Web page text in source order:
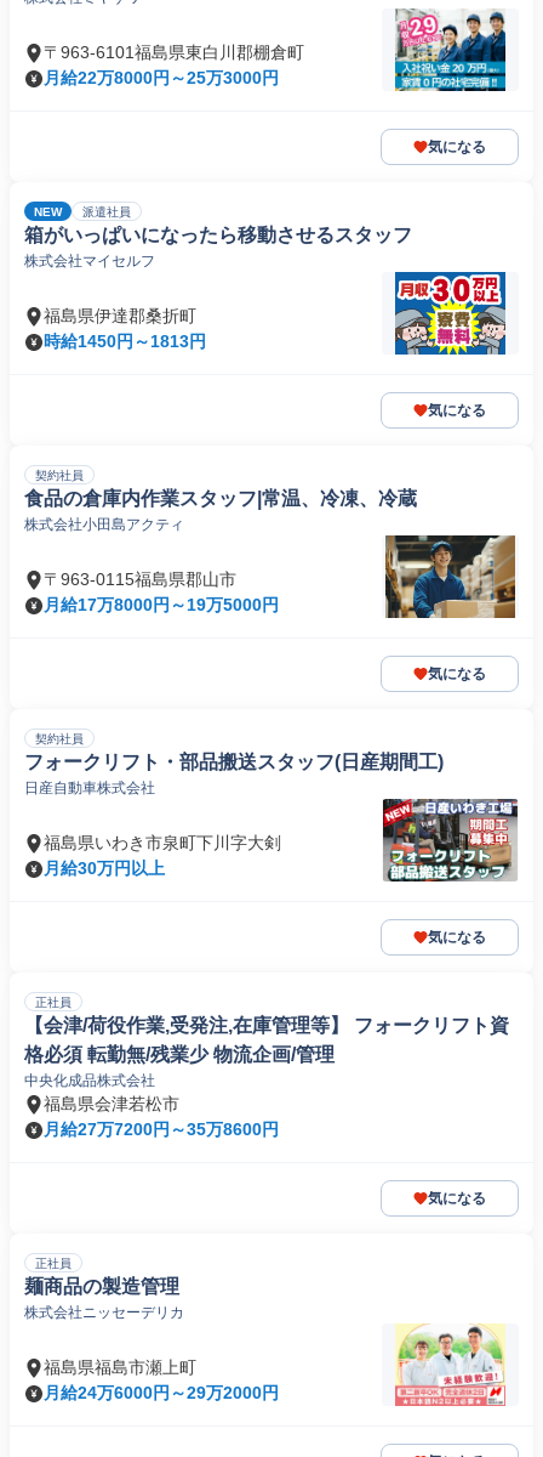
〒963-6101福島県東白川郡棚倉町
月給22万8000円～25万3000円
気になる
NEW 派遣社員
箱がいっぱいになったら移動させるスタッフ
株式会社マイセルフ
福島県伊達郡桑折町
時給1450円～1813円
気になる
契約社員
食品の倉庫内作業スタッフ|常温、冷凍、冷蔵
株式会社小田島アクティ
〒963-0115福島県郡山市
月給17万8000円～19万5000円
気になる
契約社員
フォークリフト・部品搬送スタッフ(日産期間工)
日産自動車株式会社
福島県いわき市泉町下川字大剣
月給30万円以上
気になる
正社員
【会津/荷役作業,受発注,在庫管理等】 フォークリフト資
格必須 転勤無/残業少 物流企画/管理
中央化成品株式会社
福島県会津若松市
月給27万7200円～35万8600円
気になる
正社員
麺商品の製造管理
株式会社ニッセーデリカ
福島県福島市瀬上町
月給24万6000円～29万2000円